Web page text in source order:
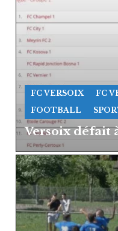
FC VERSOIX
FC
FOOTBALL
Versoix défait